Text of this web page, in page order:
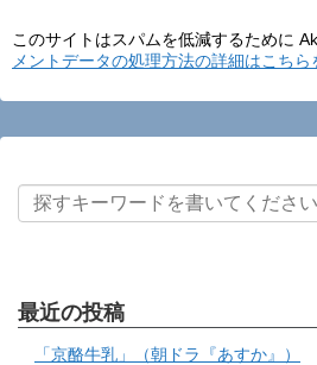
このサイトはスパムを低減するために
メントデータの処理方法の詳細はこち
最近の投稿
「京酪牛乳」（朝ドラ『あすか』）